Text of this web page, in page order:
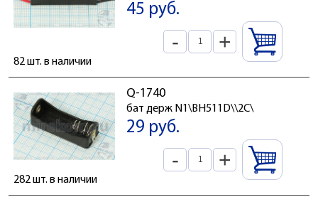
45 руб.
- +
82 шт. в наличии
Q-1740
бат держ N1\BH511D\\2C\
29 руб.
- +
282 шт. в наличии